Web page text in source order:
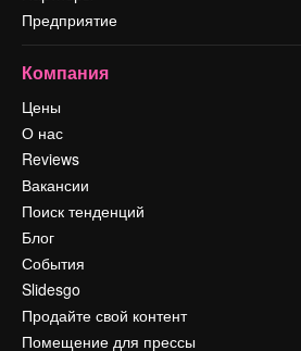
Предприятие
Компания
Цены
О нас
Reviews
Вакансии
Поиск тенденций
Блог
События
Slidesgo
Продайте свой контент
Помещение для прессы